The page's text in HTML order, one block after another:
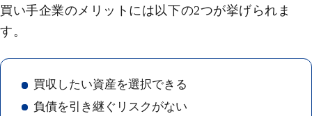
買い手企業のメリットには以下の2つが挙げられま
す。
買収したい資産を選択できる
負債を引き継ぐリスクがない